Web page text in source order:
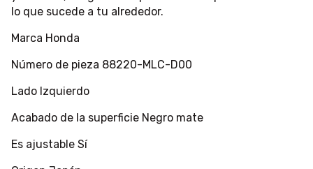
lo que sucede a tu alrededor.
Marca Honda
Número de pieza 88220-MLC-D00
Lado Izquierdo
Acabado de la superficie Negro mate
Es ajustable Sí